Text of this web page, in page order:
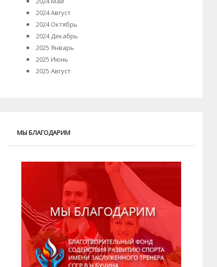
2024 Август
2024 Октябрь
2024 Декабрь
2025 Январь
2025 Июнь
2025 Август
МЫ БЛАГОДАРИМ